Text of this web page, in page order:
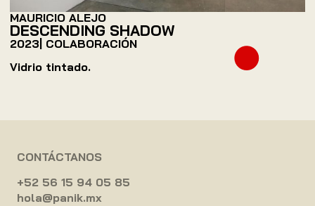
MAURICIO ALEJO
DESCENDING SHADOW
2023 | COLABORACIÓN
Vidrio tintado.
CONTÁCTANOS
+52 56 15 94 05 85
hola@panik.mx